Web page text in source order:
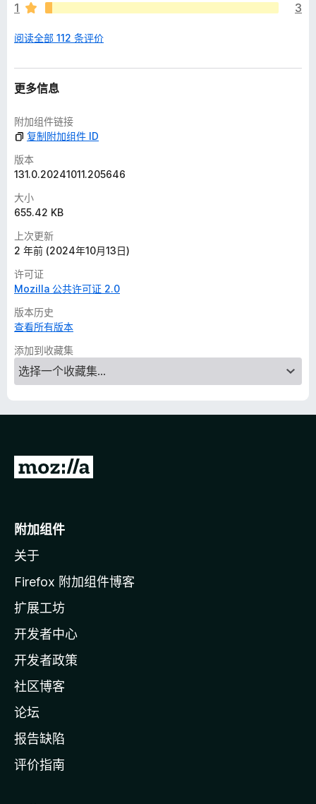
1
3
阅读全部 112 条评价
更多信息
附加组件链接
复制附加组件 ID
版本
131.0.20241011.205646
大小
655.42 KB
上次更新
2 年前 (2024年10月13日)
许可证
Mozilla 公共许可证 2.0
版本历史
查看所有版本
添加到收藏集
转
o
i
l
a
主
页
附加组件
关于
Firefox 附加组件博客
扩展工坊
开发者中心
开发者政策
社区博客
论坛
报告缺陷
评价指南